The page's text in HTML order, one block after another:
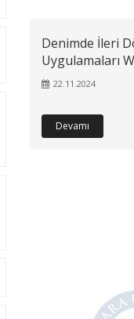
Denimde İleri
Uygulamaları
22.11.2024
Devamı